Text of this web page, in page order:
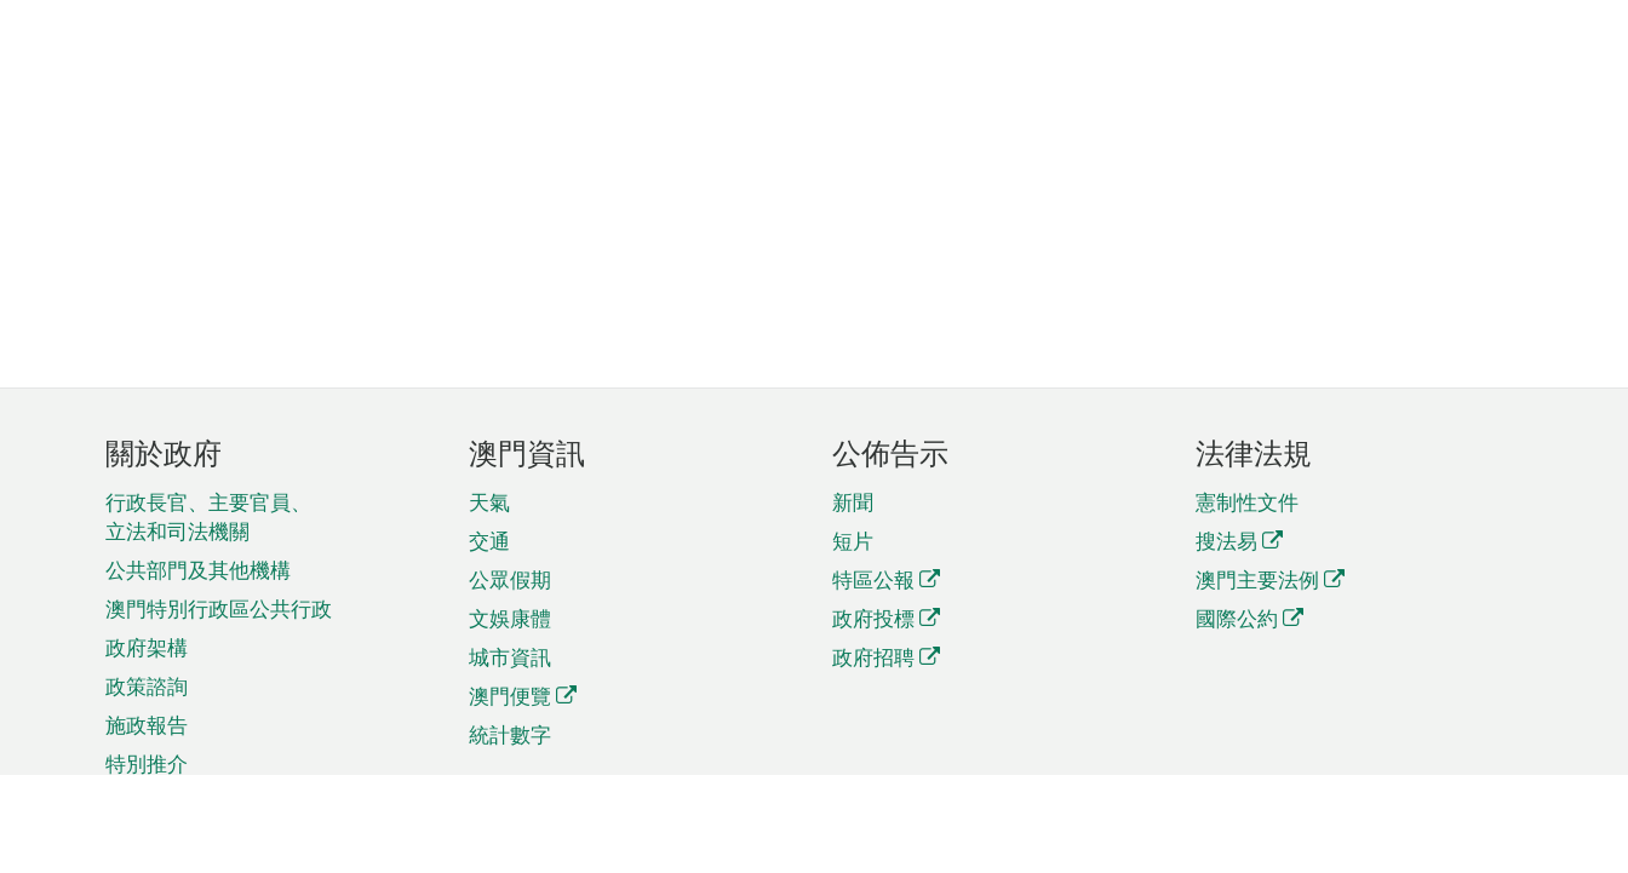
頁
腳
菜
單
關於政府
行政長官、主要官員、
立法和司法機關
公共部門及其他機構
澳門特別行政區公共行政
政府架構
政策諮詢
施政報告
特別推介
澳門資訊
天氣
交通
公眾假期
文娛康體
城市資訊
澳門便覽
統計數字
公佈告示
新聞
短片
特區公報
政府投標
政府招聘
法律法規
憲制性文件
搜法易
澳門主要法例
國際公約